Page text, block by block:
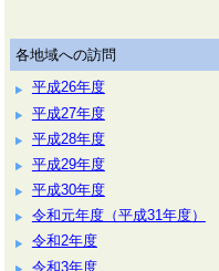
各地域への訪問
平成26年度
平成27年度
平成28年度
平成29年度
平成30年度
令和元年度（平成31年度）
令和2年度
令和3年度